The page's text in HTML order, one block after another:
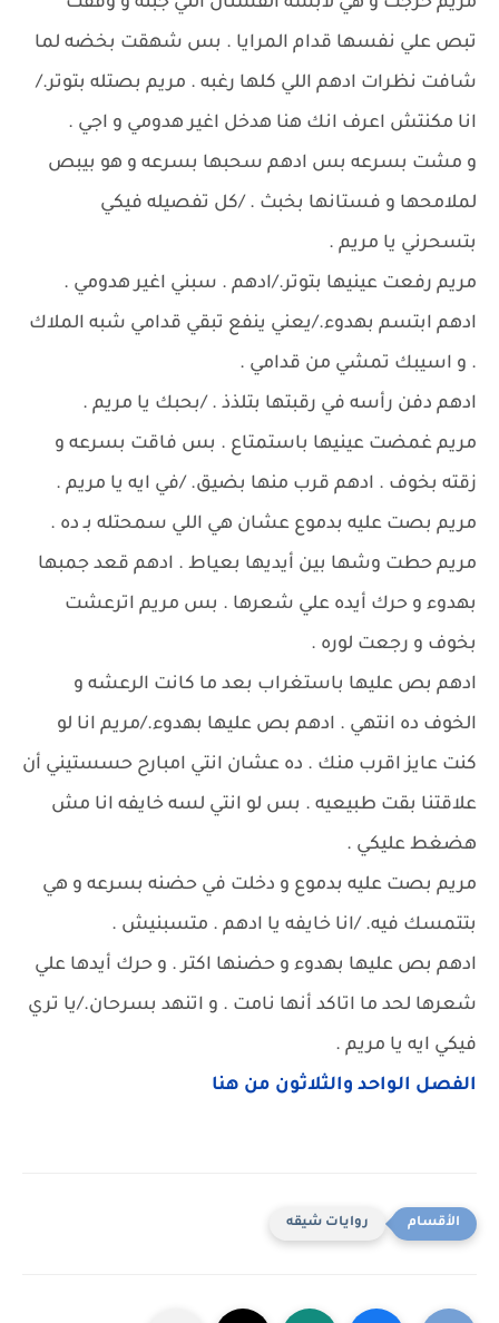
تبص علي نفسها قدام المرايا . بس شهقت بخضه لما
شافت نظرات ادهم اللي كلها رغبه . مريم بصتله بتوتر./
انا مكنتش اعرف انك هنا هدخل اغير هدومي و اجي .
و مشت بسرعه بس ادهم سحبها بسرعه و هو بيبص
لملامحها و فستانها بخبث . /كل تفصيله فيكي
بتسحرني يا مريم .
مريم رفعت عينيها بتوتر./ادهم . سبني اغير هدومي .
ادهم ابتسم بهدوء./يعني ينفع تبقي قدامي شبه الملاك
. و اسيبك تمشي من قدامي .
ادهم دفن رأسه في رقبتها بتلذذ . /بحبك يا مريم .
مريم غمضت عينيها باستمتاع . بس فاقت بسرعه و
زقته بخوف . ادهم قرب منها بضيق. /في ايه يا مريم .
مريم بصت عليه بدموع عشان هي اللي سمحتله بـ ده .
مريم حطت وشها بين أيديها بعياط . ادهم قعد جمبها
بهدوء و حرك أيده علي شعرها . بس مريم اترعشت
بخوف و رجعت لوره .
ادهم بص عليها باستغراب بعد ما كانت الرعشه و
الخوف ده انتهي . ادهم بص عليها بهدوء./مريم انا لو
كنت عايز اقرب منك . ده عشان انتي امبارح حسستيني أن
علاقتنا بقت طبيعيه . بس لو انتي لسه خايفه انا مش
هضغط عليكي .
مريم بصت عليه بدموع و دخلت في حضنه بسرعه و هي
بتتمسك فيه. /انا خايفه يا ادهم . متسبنيش .
ادهم بص عليها بهدوء و حضنها اكتر . و حرك أيدها علي
شعرها لحد ما اتاكد أنها نامت . و اتنهد بسرحان./يا تري
فيكي ايه يا مريم .
الفصل الواحد والثلاثون من هنا
روايات شيقه